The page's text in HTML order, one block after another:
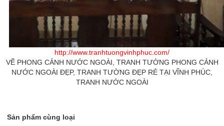
http://www.tranhtuongvinhphuc.com/
VẼ PHONG CẢNH NƯỚC NGOÀI, TRANH TƯỜNG PHONG CẢNH
NƯỚC NGOÀI ĐẸP, TRANH TƯỜNG ĐẸP RẺ TẠI VĨNH PHÚC,
TRANH NƯỚC NGOÀI
Sản phẩm cùng loại